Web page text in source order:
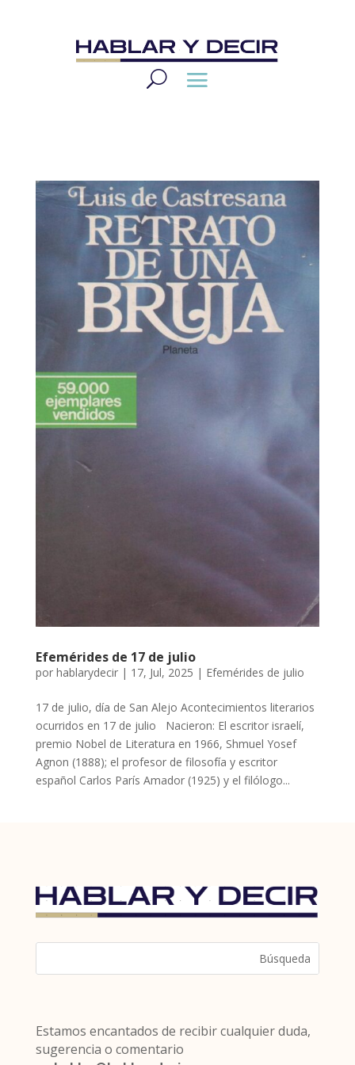
Efemérides de 17 de julio
por hablarydecir| 17, Jul, 2025 | Efemérides de julio
17 de julio, día de San Alejo Acontecimientos literarios
ocurridos en 17 de julio Nacieron: El escritor israelí,
premio Nobel de Literatura en 1966, Shmuel Yosef
Agnon (1888); el profesor de filosofía y escritor
español Carlos París Amador (1925) y el filólogo...
Estamos encantados de recibir cualquier duda,
sugerencia o comentario